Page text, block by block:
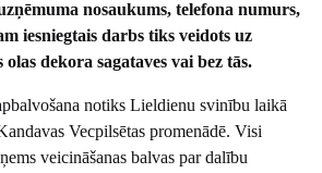
nosaukums, telefona numurs,
iesniegtais darbs tiks veidots uz
dekora sagataves vai bez tās.
notiks Lieldienu svinību laikā
Vecpilsētas promenādē. Visi
veicināšanas balvas par dalību